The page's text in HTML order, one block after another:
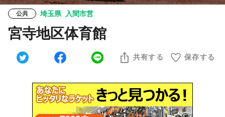
公共 埼玉県 入間市営
宮寺地区体育館
共有する 保存する